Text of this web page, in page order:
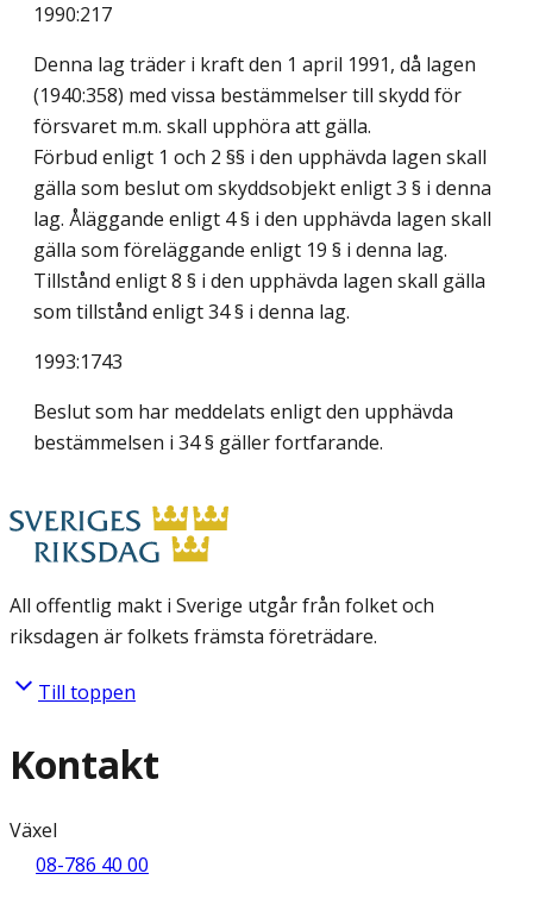
1990:217
Denna lag träder i kraft den 1 april 1991, då lagen
(1940:358) med vissa bestämmelser till skydd för
försvaret m.m. skall upphöra att gälla.
Förbud enligt 1 och 2 §§ i den upphävda lagen skall
gälla som beslut om skyddsobjekt enligt 3 § i denna
lag. Åläggande enligt 4 § i den upphävda lagen skall
gälla som föreläggande enligt 19 § i denna lag.
Tillstånd enligt 8 § i den upphävda lagen skall gälla
som tillstånd enligt 34 § i denna lag.
1993:1743
Beslut som har meddelats enligt den upphävda
bestämmelsen i 34 § gäller fortfarande.
All offentlig makt i Sverige utgår från folket och
riksdagen är folkets främsta företrädare.
Till toppen
Kontakt
Växel
08-786 40 00